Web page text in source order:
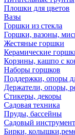
Плошки для цветов
Вазы
Горшки из стекла
Горшки, вазоны,
Жестяные горшки
Керамические
Корзины, кашпо с
Наборы горшков
Поддержки, опоры
Держатели, опоры,
Стикеры, декоры
Садовая техника
Пруды, бассейны
Садовый инструмент
Бирки,